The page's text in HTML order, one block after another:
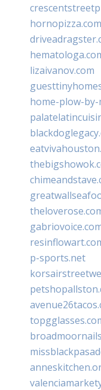
hornopizza.com
lizaivanov.com
home-plow-by-
p-sports.net